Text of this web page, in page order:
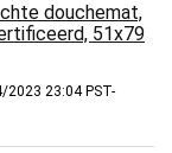
douchemat,
51x79
23:04 PST-